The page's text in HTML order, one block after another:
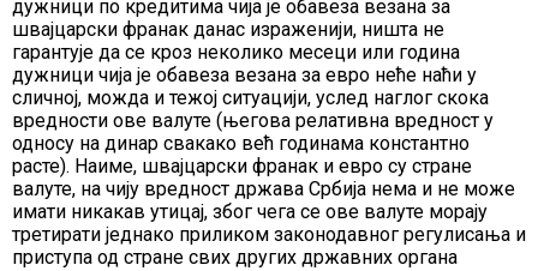
дужници по кредитима чија је обавеза везана за
швајцарски франак данас израженији, ништа не
гарантује да се кроз неколико месеци или година
дужници чија је обавеза везана за евро неће наћи у
сличној, можда и тежој ситуацији, услед наглог скока
вредности ове валуте (његова релативна вредност у
односу на динар свакако већ годинама константно
расте). Наиме, швајцарски франак и евро су стране
валуте, на чију вредност држава Србија нема и не може
имати никакав утицај, због чега се ове валуте морају
третирати једнако приликом законодавног регулисања и
приступа од стране свих других државних органа